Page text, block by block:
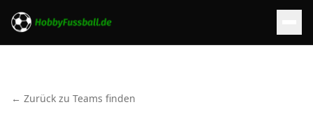
← Zurück zu Teams finden